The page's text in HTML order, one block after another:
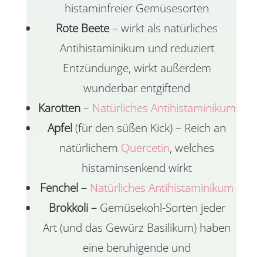
histaminfreier Gemüsesorten
Rote Beete– wirkt als natürliches
Antihistaminikum und reduziert
Entzündunge, wirkt außerdem
wunderbar entgiftend
Karotten– Natürliches Antihistaminikum
Apfel(für den süßen Kick) – Reich an
natürlichem Quercetin, welches
histaminsenkend wirkt
Fenchel – Natürliches Antihistaminikum
Brokkoli – Gemüsekohl-Sorten jeder
Art (und das Gewürz Basilikum) haben
eine beruhigende und